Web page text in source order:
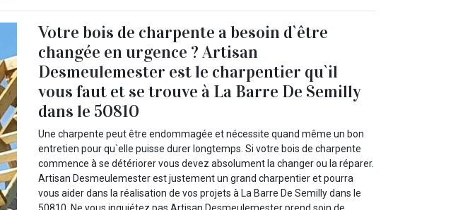
Votre bois de charpente a besoin d`être
changée en urgence ? Artisan
Desmeulemester est le charpentier qu`il
vous faut et se trouve à La Barre De Semilly
dans le 50810
Une charpente peut être endommagée et nécessite quand même un bon
entretien pour qu`elle puisse durer longtemps. Si votre bois de charpente
commence à se détériorer vous devez absolument la changer ou la réparer.
Artisan Desmeulemester est justement un grand charpentier et pourra
vous aider dans la réalisation de vos projets à La Barre De Semilly dans le
50810. Ne vous inquiétez pas Artisan Desmeulemester prend soin de